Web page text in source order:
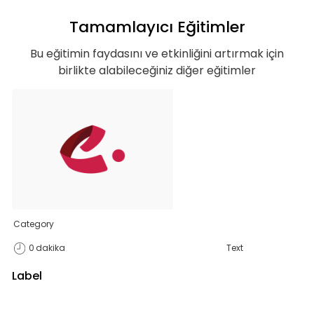
Tamamlayıcı Eğitimler
Bu eğitimin faydasını ve etkinliğini artırmak için
birlikte alabileceğiniz diğer eğitimler
Category
0 dakika Text
Label
Basic
özel hem de iş hayatı için gerekli
olabilecek, ana konuları ve yetkinlikleri
kapsar.